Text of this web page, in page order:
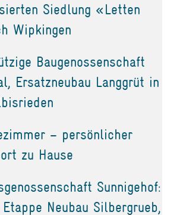
Siedlung «Letten
Wipkingen
Baugenossenschaft
Ersatzneubau Langgrüt in
– persönlicher
zu Hause
Sunnigehof:
Neubau Silbergrueb,